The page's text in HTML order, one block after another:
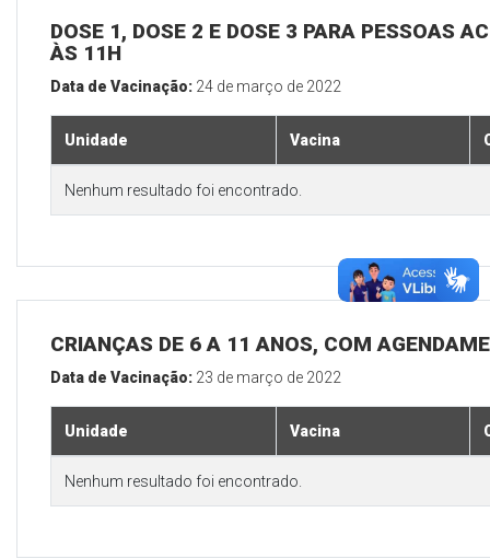
DOSE 1, DOSE 2 E DOSE 3 PARA PESSOAS
ÀS 11H
Data de Vacinação: 24 de março de 2022
Unidade Vacina
Nenhum resultado foi encontrado.
CRIANÇAS DE 6 A 11 ANOS, COM
Data de Vacinação: 23 de março de 2022
Unidade Vacina
Nenhum resultado foi encontrado.